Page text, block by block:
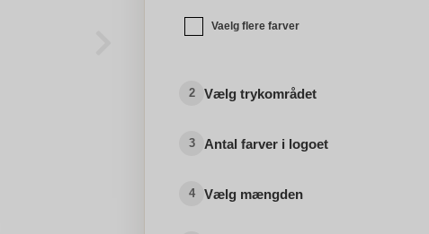
Vaelg flere farver
2 Vælg trykområdet
3 Antal farver i logoet
4 Vælg mængden